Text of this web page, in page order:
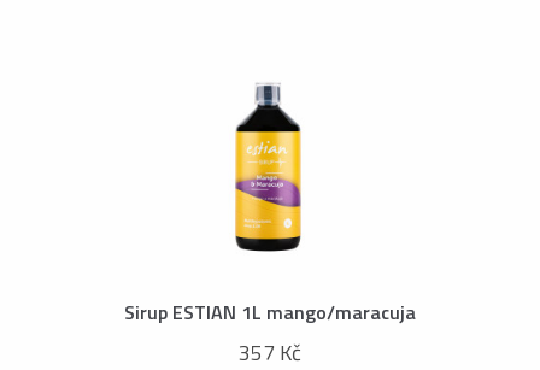
Sirup ESTIAN 1L mango/maracuja
357 Kč